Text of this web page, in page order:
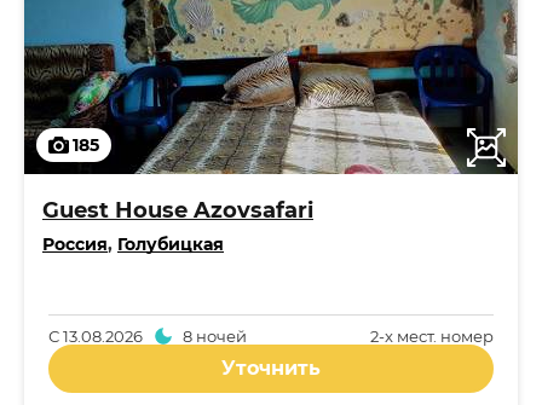
185
Guest House Azovsafari
Россия, Голубицкая
2-x мест. номер
С13.08.2026 8 ночей
Уточнить